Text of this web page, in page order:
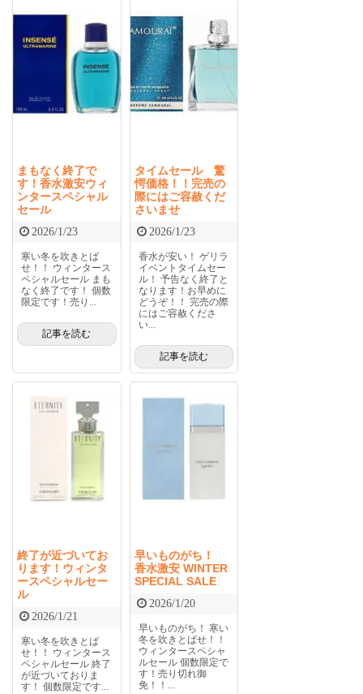
まもなく終了で
す！香水激安ウィ
ンタースペシャル
セール
2026/1/23
寒い冬を吹きとば
せ！！ ウィンタース
ペシャルセール まも
なく終了です！ 個数
限定です！売り...
記事を読む
タイムセール 驚
愕価格！！完売の
際にはご容赦くだ
さいませ
2026/1/23
香水が安い！ ゲリラ
イベントタイムセー
ル！ 予告なく終了と
なります！お早めに
どうぞ！！ 完売の際
にはご容赦くださ
い...
記事を読む
終了が近づいてお
ります！ウィンタ
ースペシャルセー
ル
2026/1/21
寒い冬を吹きとば
せ！！ ウィンタース
ペシャルセール 終了
が近づいておりま
す！ 個数限定です...
早いものがち！
香水激安 WINTER
SPECIAL SALE
2026/1/20
早いものがち！ 寒い
冬を吹きとばせ！！
ウィンタースペシャ
ルセール 個数限定で
す！売り切れ御
免！！...